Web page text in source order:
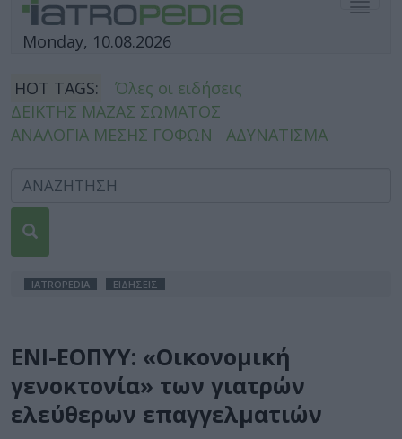
Monday, 10.08.2026
HOT TAGS:
Όλες οι ειδήσεις
ΔΕΙΚΤΗΣ ΜΑΖΑΣ ΣΩΜΑΤΟΣ
ΑΝΑΛΟΓΙΑ ΜΕΣΗΣ ΓΟΦΩΝ
ΑΔΥΝΑΤΙΣΜΑ
IATROPEDIA ΕΙΔΗΣΕΙΣ
ΕΝΙ-ΕΟΠΥΥ: «Οικονομική
γενοκτονία» των γιατρών
ελεύθερων επαγγελματιών